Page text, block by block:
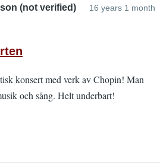
(not verified)
16 years 1 month
konsert med verk av Chopin! Man
och sång. Helt underbart!